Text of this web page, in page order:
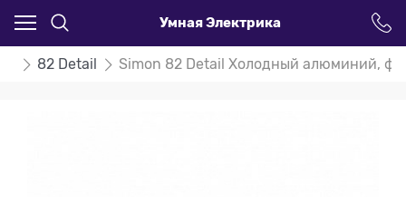
Умная Электрика
82 Detail Simon 82 Detail Холодный алюминий,